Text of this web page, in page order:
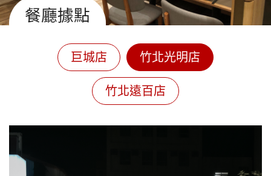
餐廳據點
巨城店 竹北光明店
竹北遠百店